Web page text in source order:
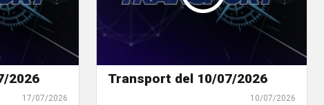
2026
17/07/2026
Transport del 10/07/2026
10/07/2026